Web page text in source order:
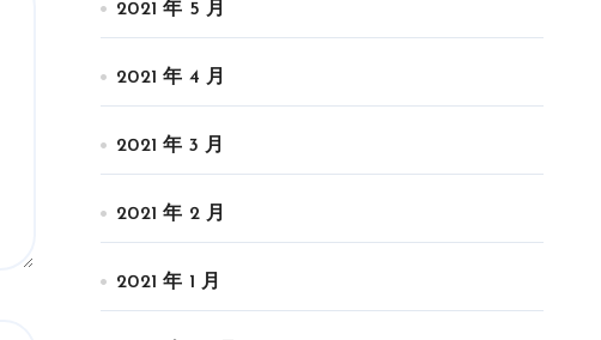
2021 年 5 月
2021 年 4 月
2021 年 3 月
2021 年 2 月
2021 年 1 月